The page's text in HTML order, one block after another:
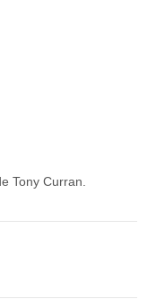
Tony Curran.